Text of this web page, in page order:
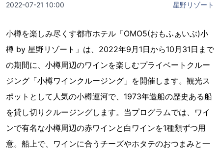
2022-07-21 10:00 星野リゾート
小樽を楽しみ尽くす都市ホテル「OMO5(おもふぁいぶ)小
樽 by 星野リゾート」は、2022年9月1日から10月31日まで
の期間に、小樽周辺のワインを楽しむプライベートクルー
ジング「小樽ワインクルージング」を開催します。観光ス
ポットとして人気の小樽運河で、1973年造船の歴史ある船
を貸し切りクルージングします。当プログラムでは、ワイ
ンで有名な小樽周辺の赤ワインと白ワインを1種類ずつ用
意。船上で、ワインに合うチーズやホタテのおつまみと一